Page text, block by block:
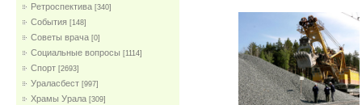
Ретроспектива [340]
События [148]
Советы врача [0]
Социальные вопросы [1114]
Спорт [2693]
Ураласбест [997]
Храмы Урала [309]